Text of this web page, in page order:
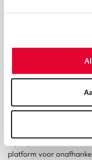
Black Soil is een
Oorspronkelijk opgericht
platform voor